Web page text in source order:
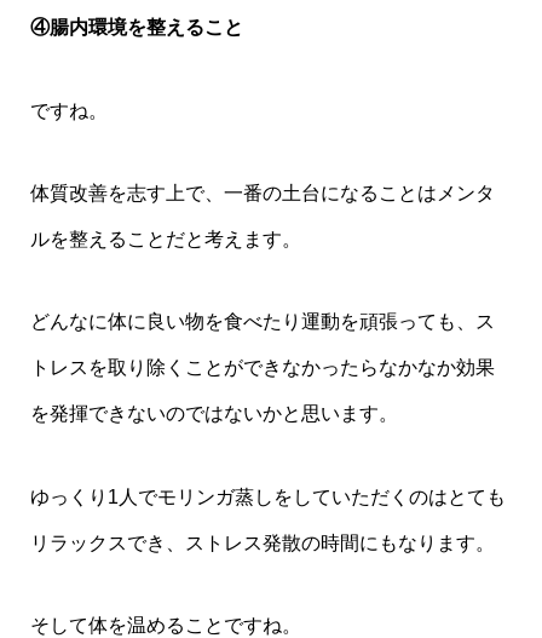
④腸内環境を整えること
ですね。
体質改善を志す上で、一番の土台になることはメンタ
ルを整えることだと考えます。
どんなに体に良い物を食べたり運動を頑張っても、ス
トレスを取り除くことができなかったらなかなか効果
を発揮できないのではないかと思います。
ゆっくり1人でモリンガ蒸しをしていただくのはとても
リラックスでき、ストレス発散の時間にもなります。
そして体を温めることですね。